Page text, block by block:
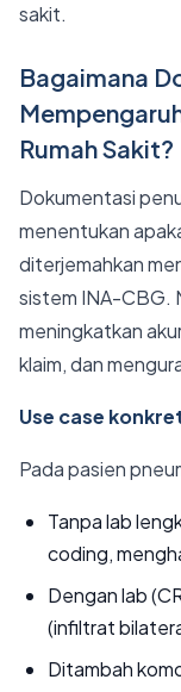
sakit.
Bagaimana
Rumah Sakit?
Dokumentasi
menentukan
diterjemahkan
sistem INA-CBG.
meningkatkan
klaim, dan
Use case
Pada pasien
Tanpa lab
coding,
Dengan lab
(infiltrat
Ditambah